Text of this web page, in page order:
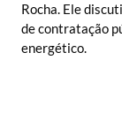
Rocha. Ele
de contratação
energético.